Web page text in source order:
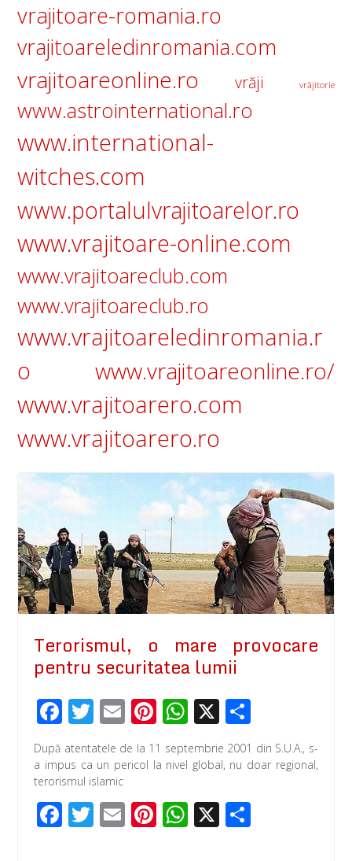
vrajitoare-romania.ro
vrajitoareledinromania.com
vrajitoareonline.ro vrăji vrăjitorie
www.astrointernational.ro
www.international-
witches.com
www.portalulvrajitoarelor.ro
www.vrajitoare-online.com
www.vrajitoareclub.com
www.vrajitoareclub.ro
www.vrajitoareledinromania.r
o
www.vrajitoareonline.ro/
www.vrajitoarero.com
www.vrajitoarero.ro
Terorismul, o mare provocare
pentru securitatea lumii
F
ac
e
b
o
o
T
wi
tt
er
E
m
ail
Pi
nt
er
st
W
at
A
p
X
ar
ta
După atentatele de la 11 septembrie 2001 din S.U.A., s-
a impus ca un pericol la nivel global, nu doar regional,
terorismul islamic
F T E Pi W X